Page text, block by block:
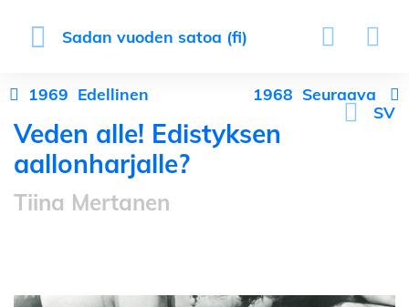
Sadan vuoden satoa (fi)
SV
1969 Edellinen 1968 Seuraava
Veden alle! Edistyksen
aallonharjalle?
Tiina Mertanen